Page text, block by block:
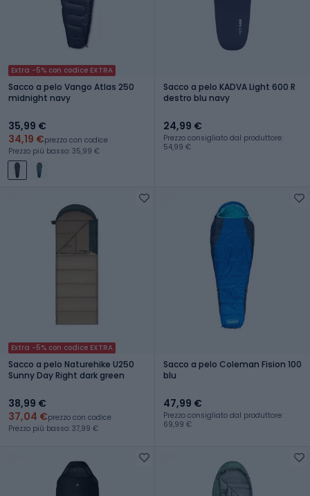
Extra -5% con codice EXTRA
Sacco a pelo Vango Atlas 250
midnight navy
35,99 €
34,19 €prezzo con codice
Prezzo più basso: 35,99 €
Sacco a pelo KADVA Light 600 R
destro blu navy
24,99 €
Prezzo consigliato dal produttore:
54,99 €
Extra -5% con codice EXTRA
Sacco a pelo Naturehike U250
Sunny Day Right dark green
38,99 €
37,04 €prezzo con codice
Prezzo più basso: 37,99 €
Sacco a pelo Coleman Fision 100
blu
47,99 €
Prezzo consigliato dal produttore:
69,99 €